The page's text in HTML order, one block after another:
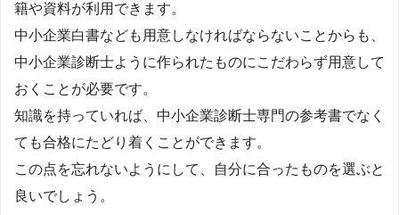
籍や資料が利用できます。
中小企業白書なども用意しなければならないことからも、
中小企業診断士ように作られたものにこだわらず用意して
おくことが必要です。
知識を持っていれば、中小企業診断士専門の参考書でなく
ても合格にたどり着くことができます。
この点を忘れないようにして、自分に合ったものを選ぶと
良いでしょう。